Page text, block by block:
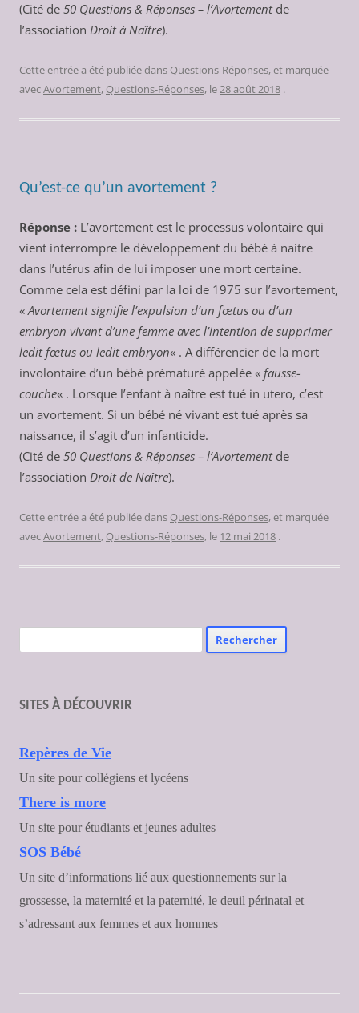
(Cité de50 Questions & Réponses – l’Avortementde
l’association Droit à Naître).
Cette entrée a été publiée dans Questions-Réponses, et marquée
avecAvortement, Questions-Réponses, le28 août 2018 .
Qu’est-ce qu’un avortement ?
Réponse : L’avortement est le processus volontaire qui
vient interrompre le développement du bébé à naitre
dans l’utérus afin de lui imposer une mort certaine.
Comme cela est défini par la loi de 1975 sur l’avortement,
«Avortement signifie l’expulsion d’un fœtus ou d’un
embryon vivant d’une femme avec l’intention de supprimer
ledit fœtus ou ledit embryon« . A différencier de la mort
involontaire d’un bébé prématuré appelée «fausse-
couche« . Lorsque l’enfant à naître est tué in utero, c’est
un avortement. Si un bébé né vivant est tué après sa
naissance, il s’agit d’un infanticide.
(Cité de50 Questions & Réponses – l’Avortementde
l’association Droit de Naître).
Cette entrée a été publiée dans Questions-Réponses, et marquée
avecAvortement, Questions-Réponses, le 12 mai 2018 .
SITES À DÉCOUVRIR
Repères de Vie
Un site pour collégiens et lycéens
There is more
Un site pour étudiants et jeunes adultes
SOS Bébé
Un site d’informations lié aux questionnements sur la
grossesse, la maternité et la paternité, le deuil périnatal et
s’adressant aux femmes et aux hommes